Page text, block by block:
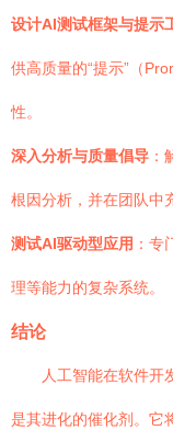
设计AI测试框架与提示
供高质量的“提示”（
性。
深入分析与质量倡导
根因分析，并在团队中
测试AI驱动型应用 ：
理等能力的复杂系统。
结论
人工智能在软件开
是其进化的催化剂。它